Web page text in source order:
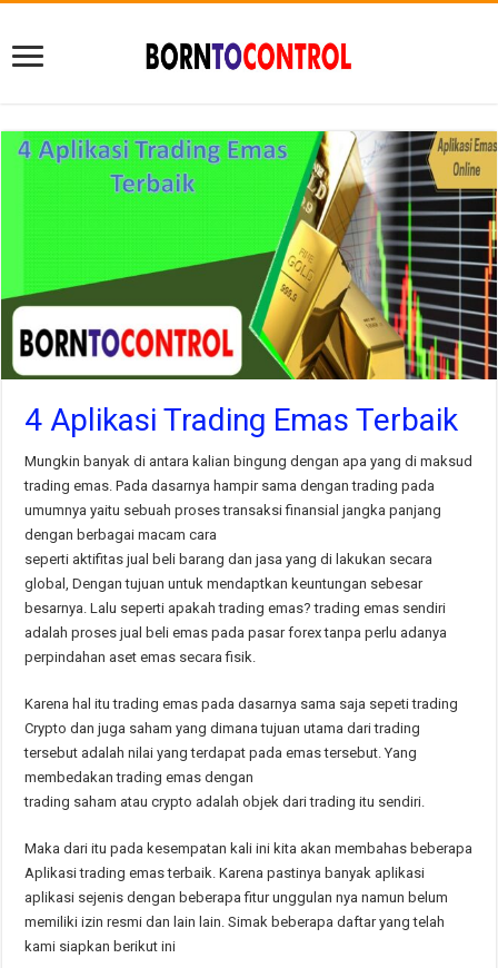
4 Aplikasi Trading Emas Terbaik
Mungkin banyak di antara kalian bingung dengan apa yang di maksud
trading emas. Pada dasarnya hampir sama dengan trading pada
umumnya yaitu sebuah proses transaksi finansial jangka panjang
dengan berbagai macam cara
seperti aktifitas jual beli barang dan jasa yang di lakukan secara
global, Dengan tujuan untuk mendaptkan keuntungan sebesar
besarnya. Lalu seperti apakah trading emas? trading emas sendiri
adalah proses jual beli emas pada pasar forex tanpa perlu adanya
perpindahan aset emas secara fisik.
Karena hal itu trading emas pada dasarnya sama saja sepeti trading
Crypto dan juga saham yang dimana tujuan utama dari trading
tersebut adalah nilai yang terdapat pada emas tersebut. Yang
membedakan trading emas dengan
trading saham atau crypto adalah objek dari trading itu sendiri.
Maka dari itu pada kesempatan kali ini kita akan membahas beberapa
Aplikasi trading emas terbaik. Karena pastinya banyak aplikasi
aplikasi sejenis dengan beberapa fitur unggulan nya namun belum
memiliki izin resmi dan lain lain. Simak beberapa daftar yang telah
kami siapkan berikut ini